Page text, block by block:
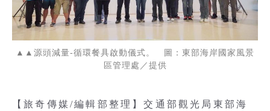
▲▲源頭減量-循環餐具啟動儀式。 圖：東部海岸國家風景
區管理處／提供
【旅奇傳媒/編輯部整理】交通部觀光局東部海